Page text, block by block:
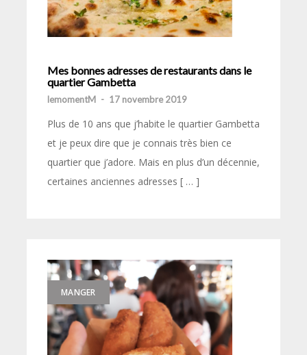
Mes bonnes adresses de restaurants dans le
quartier Gambetta
lemomentM - 17 novembre 2019
Plus de 10 ans que j’habite le quartier Gambetta
et je peux dire que je connais très bien ce
quartier que j’adore. Mais en plus d’un décennie,
certaines anciennes adresses [ … ]
MANGER